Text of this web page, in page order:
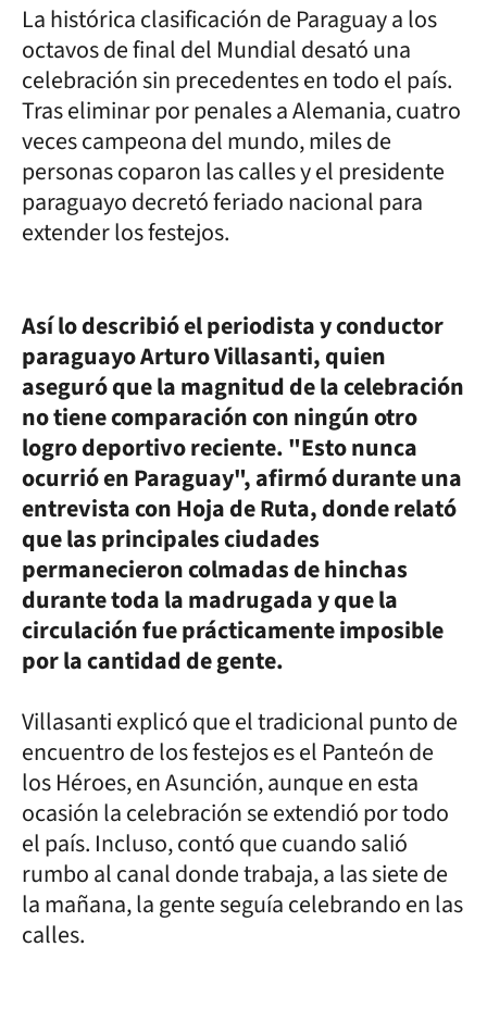
La histórica clasificación de Paraguay a los
octavos de final del Mundial desató una
celebración sin precedentes en todo el país.
Tras eliminar por penales a Alemania, cuatro
veces campeona del mundo, miles de
personas coparon las calles y el presidente
paraguayo decretó feriado nacional para
extender los festejos.
Así lo describió el periodista y conductor
paraguayo Arturo Villasanti, quien
aseguró que la magnitud de la celebración
no tiene comparación con ningún otro
logro deportivo reciente. "Esto nunca
ocurrió en Paraguay", afirmó durante una
entrevista con Hoja de Ruta, donde relató
que las principales ciudades
permanecieron colmadas de hinchas
durante toda la madrugada y que la
circulación fue prácticamente imposible
por la cantidad de gente.
Villasanti explicó que el tradicional punto de
encuentro de los festejos es el Panteón de
los Héroes, en Asunción, aunque en esta
ocasión la celebración se extendió por todo
el país. Incluso, contó que cuando salió
rumbo al canal donde trabaja, a las siete de
la mañana, la gente seguía celebrando en las
calles.